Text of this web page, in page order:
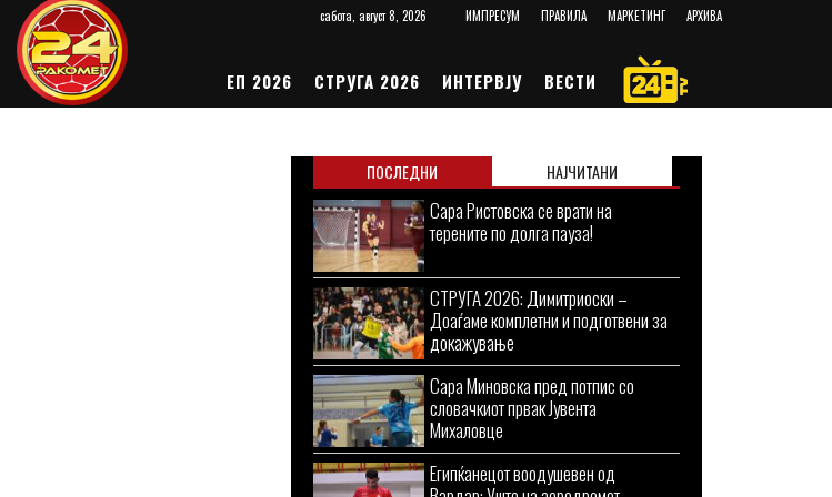
сабота, август 8, 2026 ИМПРЕСУМ ПРАВИЛА МАРКЕТИНГ АРХИВА
ЕП 2026 СТРУГА 2026 ИНТЕРВЈУ ВЕСТИ
ПОСЛЕДНИ НАЈЧИТАНИ
Сара Ристовска се врати на
терените по долга пауза!
СТРУГА 2026: Димитриоски –
Доаѓаме комплетни и подготвени за
докажување
Сара Миновска пред потпис со
словачкиот првак Јувента
Михаловце
Египќанецот воодушевен од